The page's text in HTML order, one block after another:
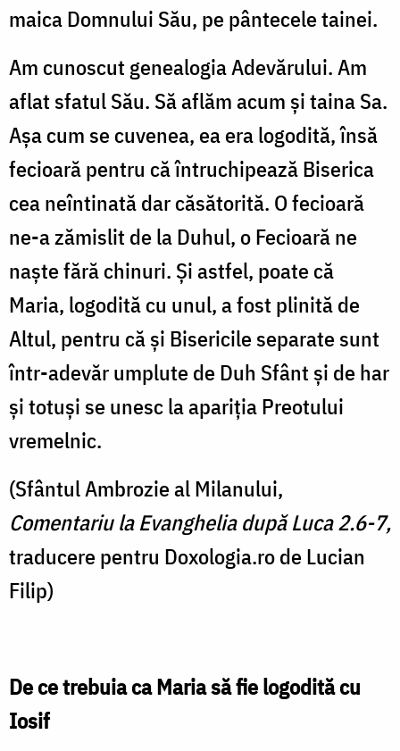
maica Domnului Său, pe pântecele tainei.
Am cunoscut genealogia Adevărului. Am
aflat sfatul Său. Să aflăm acum și taina Sa.
Așa cum se cuvenea, ea era logodită, însă
fecioară pentru că întruchipează Biserica
cea neîntinată dar căsătorită. O fecioară
ne-a zămislit de la Duhul, o Fecioară ne
naște fără chinuri. Și astfel, poate că
Maria, logodită cu unul, a fost plinită de
Altul, pentru că și Bisericile separate sunt
într-adevăr umplute de Duh Sfânt și de har
și totuși se unesc la apariția Preotului
vremelnic.
(Sfântul Ambrozie al Milanului,
Comentariu la Evanghelia după Luca 2.6-7,
traducere pentru Doxologia.ro de Lucian
Filip)
De ce trebuia ca Maria să fie logodită cu
Iosif